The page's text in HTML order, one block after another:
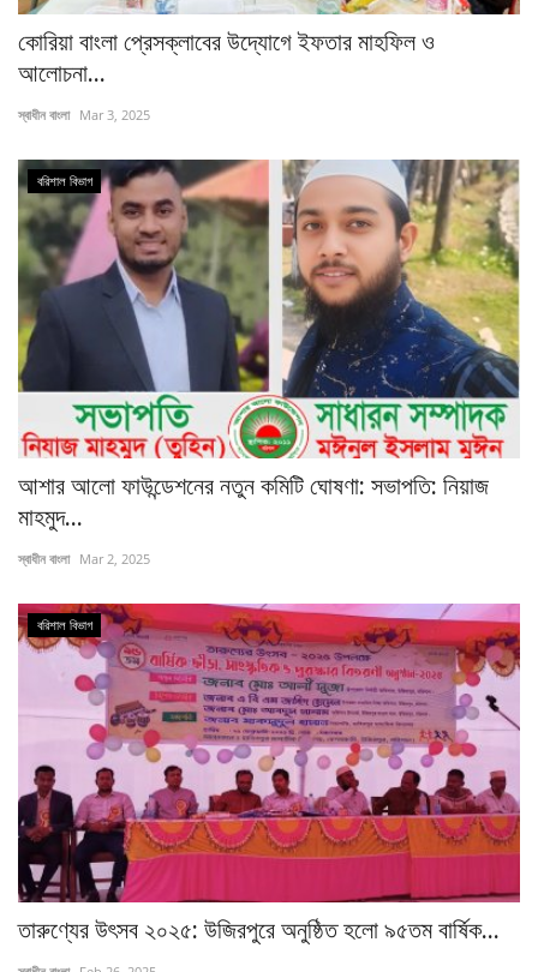
কোরিয়া বাংলা প্রেসক্লাবের উদ্যোগে ইফতার মাহফিল ও
আলোচনা...
স্বাধীন বাংলা Mar 3, 2025
বরিশাল ‍বিভাগ
আশার আলো ফাউন্ডেশনের নতুন কমিটি ঘোষণা: সভাপতি: নিয়াজ
মাহমুদ...
স্বাধীন বাংলা Mar 2, 2025
বরিশাল ‍বিভাগ
তারুণ্যের উৎসব ২০২৫: উজিরপুরে অনুষ্ঠিত হলো ৯৫তম বার্ষিক...